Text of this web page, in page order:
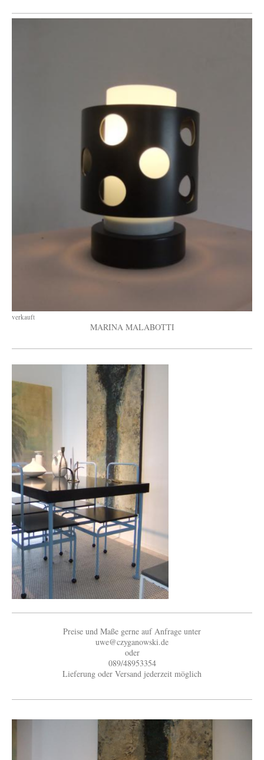
verkauft
MARINA MALABOTTI
Preise und Maße gerne auf Anfrage unter
uwe@czyganowski.de
oder
089/48953354
Lieferung oder Versand jederzeit möglich